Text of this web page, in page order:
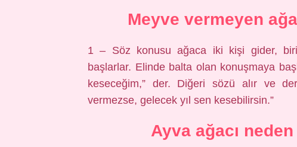
Meyve vermeyen
1 – Söz konusu ağaca iki kişi gider,
başlarlar. Elinde balta olan konuşmaya
keseceğim,” der. Diğeri sözü alır ve
vermezse, gelecek yıl sen kesebilirsin.”
Ayva ağacı